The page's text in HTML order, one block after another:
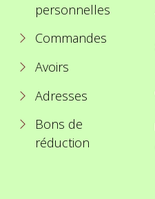
personnelles
Commandes
Avoirs
Adresses
Bons de
réduction